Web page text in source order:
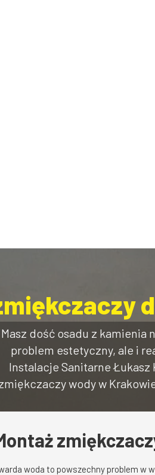
Masz dość osadu z kamienia
problem estetyczny, ale i
Instalacje Sanitarne
wody w
woda to powszechny problem w